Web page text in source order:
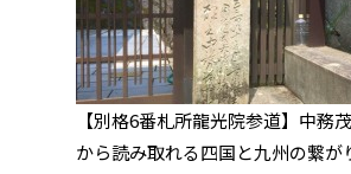
【別格6番札所龍光院参道】中務
から読み取れる四国と九州の繋が